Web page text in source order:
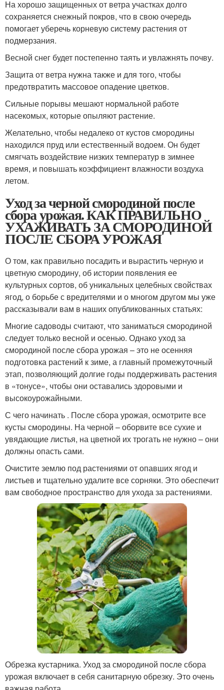
На хорошо защищенных от ветра участках долго
сохраняется снежный покров, что в свою очередь
помогает уберечь корневую систему растения от
подмерзания.
Весной снег будет постепенно таять и увлажнять почву.
Защита от ветра нужна также и для того, чтобы
предотвратить массовое опадение цветков.
Сильные порывы мешают нормальной работе
насекомых, которые опыляют растение.
Желательно, чтобы недалеко от кустов смородины
находился пруд или естественный водоем. Он будет
смягчать воздействие низких температур в зимнее
время, и повышать коэффициент влажности воздуха
летом.
Уход за черной смородиной после
сбора урожая. КАК ПРАВИЛЬНО
УХАЖИВАТЬ ЗА СМОРОДИНОЙ
ПОСЛЕ СБОРА УРОЖАЯ
О том, как правильно посадить и вырастить черную и
цветную смородину, об истории появления ее
культурных сортов, об уникальных целебных свойствах
ягод, о борьбе с вредителями и о многом другом мы уже
рассказывали вам в наших опубликованных статьях:
Многие садоводы считают, что заниматься смородиной
следует только весной и осенью. Однако уход за
смородиной после сбора урожая – это не осенняя
подготовка растений к зиме, а главный промежуточный
этап, позволяющий долгие годы поддерживать растения
в «тонусе», чтобы они оставались здоровыми и
высокоурожайными.
С чего начинать . После сбора урожая, осмотрите все
кусты смородины. На черной – оборвите все сухие и
увядающие листья, на цветной их трогать не нужно – они
должны опасть сами.
Очистите землю под растениями от опавших ягод и
листьев и тщательно удалите все сорняки. Это обеспечит
вам свободное пространство для ухода за растениями.
Обрезка кустарника. Уход за смородиной после сбора
урожая включает в себя санитарную обрезку. Это очень